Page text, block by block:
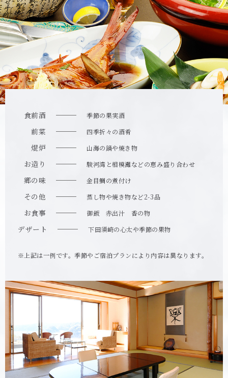
食前酒 季節の果実酒
前菜 四季折々の酒肴
焜炉 山海の鍋や焼き物
お造り 駿河湾と相模灘などの恵み盛り合わせ
郷の味 金目鯛の煮付け
その他 蒸し物や焼き物など2-3品
お食事 御飯 赤出汁 香の物
デザート 下田須崎の心太や季節の果物
上記は一例です。季節やご宿泊プランにより内容は異なります。